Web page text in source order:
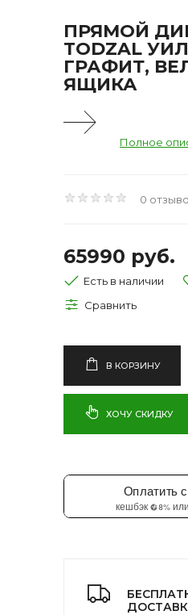
ПРЯМОЙ
TODZAL
ГРАФИТ,
ЯЩИКА
Полное
0
65990 руб.
Есть в наличии
В КОРЗИНУ
ХОЧУ СКИДКУ